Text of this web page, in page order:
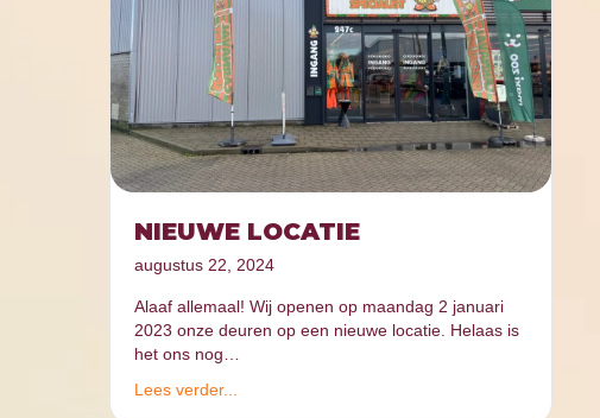
NIEUWE LOCATIE
augustus 22, 2024
Alaaf allemaal! Wij openen op maandag 2 januari
2023 onze deuren op een nieuwe locatie. Helaas is
het ons nog…
Lees verder...